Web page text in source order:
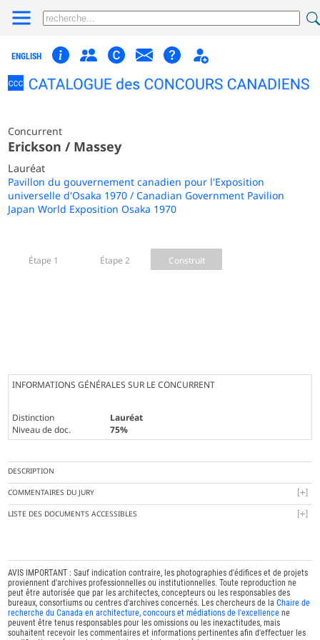
ENGLISH
Concurrent
Erickson / Massey
Lauréat
Pavillon du gouvernement canadien pour l'Exposition
universelle d'Osaka 1970 / Canadian Government Pavilion
Japan World Exposition Osaka 1970
Étape 1 Étape 2 Construit
INFORMATIONS GÉNÉRALES SUR LE CONCURRENT
Distinction
Lauréat
Niveau de doc.
75%
DESCRIPTION
COMMENTAIRES DU JURY
LISTE DES DOCUMENTS ACCESSIBLES
AVIS IMPORTANT : Sauf indication contraire, les photographies d'édifices et de projets
proviennent d'archives professionnelles ou institutionnelles. Toute reproduction ne
peut être autorisée que par les architectes, concepteurs ou les responsables des
bureaux, consortiums ou centres d'archives concernés. Les chercheurs de laChaire de
recherche du Canada en architecture, concours et médiations de l'excellence ne
peuvent être tenus responsables pour les omissions ou les inexactitudes, mais
souhaitent recevoir les commentaires et informations pertinentes afin d'effectuer les